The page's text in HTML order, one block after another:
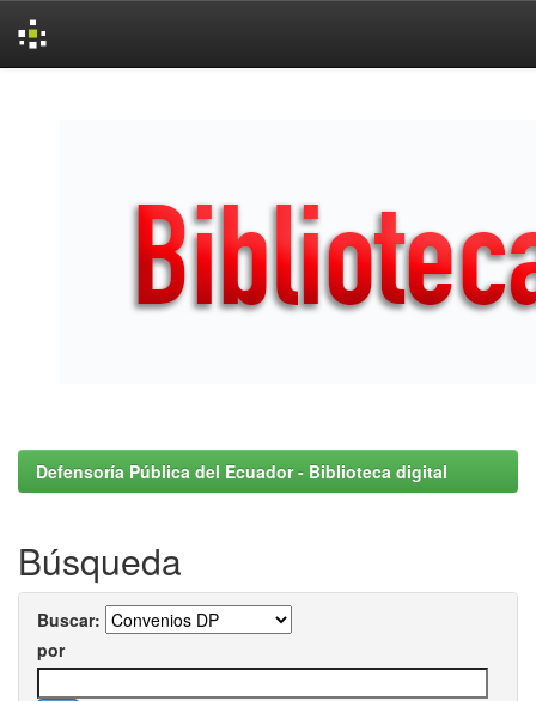
Defensoría Pública del Ecuador - Biblioteca digital
Búsqueda
Buscar:
por